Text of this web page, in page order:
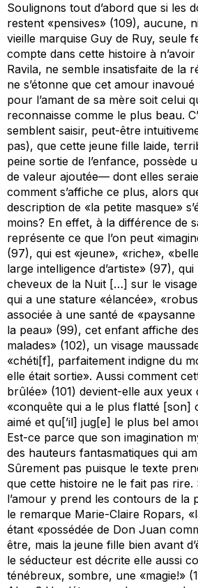
Soulignons tout d’abord que si les
restent «pensives» (109), aucune,
vieille marquise Guy de Ruy, seule
compte dans cette histoire à n’avoir
Ravila, ne semble insatisfaite de la
ne s’étonne que cet amour inavoué
pour l’amant de sa mère soit celui
reconnaisse comme le plus beau.
semblent saisir, peut-être
pas), que cette jeune fille laide,
peine sortie de l’enfance, possède
de valeur ajoutée— dont elles
comment s’affiche ce plus, alors
description de «la petite masque»
moins? En effet, à la différence de
représente ce que l’on peut
(97), qui est «jeune», «riche»,
large intelligence d’artiste» (97), qui
cheveux de la Nuit […] sur le
qui a une stature «élancée»,
associée à une santé de
la peau» (99), cet enfant affiche
malades» (102), un visage
«chéti[f], parfaitement indigne du
elle était sortie». Aussi comment
brûlée» (101) devient-elle aux
«conquête qui a le plus flatté [son]
aimé et qu[’il] jug[e] le plus bel
Est-ce parce que son imagination
des hauteurs fantasmatiques qui
Sûrement pas puisque le texte
que cette histoire ne le fait pas
l’amour y prend les contours de la
le remarque Marie-Claire Ropars,
étant «possédée de Don Juan
être, mais la jeune fille bien avant
le séducteur est décrite elle aussi
ténébreux, sombre, une «magie!»